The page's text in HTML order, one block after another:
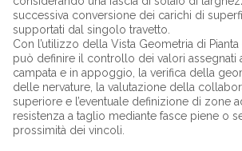
successiva conversione dei carichi di
supportati dal singolo travetto.
Con l’utilizzo della Vista Geometria di
può definire il controllo dei valori assegnati
campata e in appoggio, la verifica della
delle nervature, la valutazione della
superiore e l’eventuale definizione di zone
resistenza a taglio mediante fasce piene o
prossimità dei vincoli.